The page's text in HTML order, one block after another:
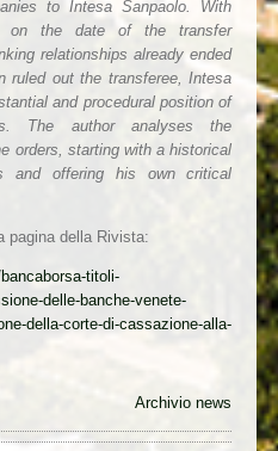
to Intesa Sanpaolo. With
on the date of the transfer
relationships already ended
ruled out the transferee, Intesa
and procedural position of
The author analyses the
orders, starting with a historical
and offering his own critical
pagina della Rivista:
titoli-
delle-banche-venete-
della-corte-di-cassazione-alla-
Archivio news